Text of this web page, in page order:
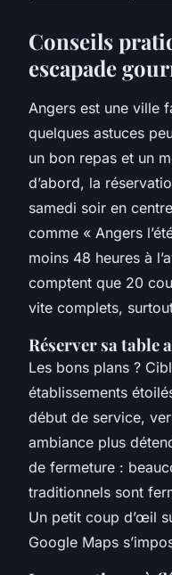
Conseils
escapade
Angers est une ville
quelques astuces
un bon repas et un
d’abord, la
samedi soir en
comme « Angers
moins 48 heures à
comptent que 20
vite complets,
Réserver sa table
Les bons plans ?
établissements
début de service,
ambiance plus
de fermeture :
traditionnels sont
Un petit coup d’œil
Google Maps